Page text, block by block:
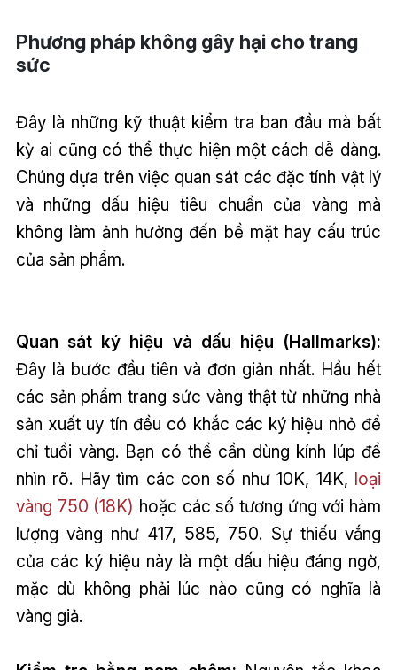
Phương pháp không gây hại cho trang
sức
Đây là những kỹ thuật kiểm tra ban đầu mà bất
kỳ ai cũng có thể thực hiện một cách dễ dàng.
Chúng dựa trên việc quan sát các đặc tính vật lý
và những dấu hiệu tiêu chuẩn của vàng mà
không làm ảnh hưởng đến bề mặt hay cấu trúc
của sản phẩm.
Quan sát ký hiệu và dấu hiệu (Hallmarks):
Đây là bước đầu tiên và đơn giản nhất. Hầu hết
các sản phẩm trang sức vàng thật từ những nhà
sản xuất uy tín đều có khắc các ký hiệu nhỏ để
chỉ tuổi vàng. Bạn có thể cần dùng kính lúp để
nhìn rõ. Hãy tìm các con số như 10K, 14K, loại
vàng 750 (18K) hoặc các số tương ứng với hàm
lượng vàng như 417, 585, 750. Sự thiếu vắng
của các ký hiệu này là một dấu hiệu đáng ngờ,
mặc dù không phải lúc nào cũng có nghĩa là
vàng giả.